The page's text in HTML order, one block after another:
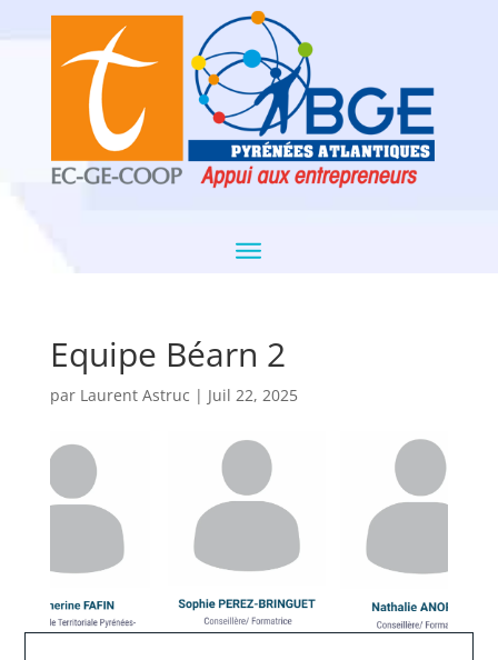
Equipe Béarn 2
par Laurent Astruc | Juil 22, 2025